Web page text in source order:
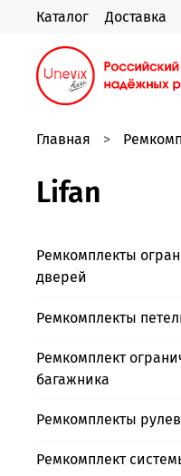
Каталог Доставка
Главная
Lifan
Ремкомплекты
дверей
Ремкомплекты
Ремкомплект
багажника
Ремкомплекты
Ремкомплект